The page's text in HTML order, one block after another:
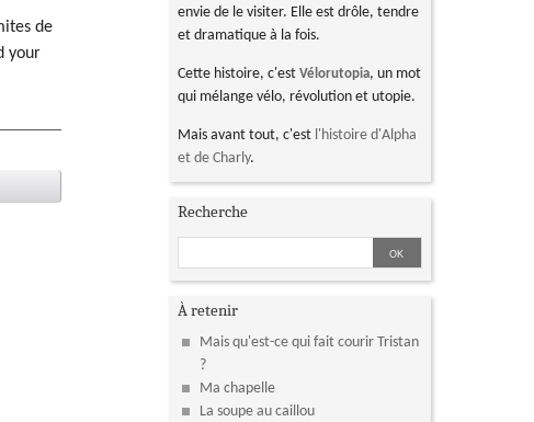
de
your
envie de le visiter. Elle est drôle, tendre
et dramatique à la fois.
Cette histoire, c'estVélorutopia, un mot
qui mélange vélo, révolution et utopie.
Mais avant tout, c'est l'histoire d'Alpha
et de Charly.
Recherche
À retenir
Mais qu'est-ce qui fait courir Tristan
?
Ma chapelle
La soupe au caillou